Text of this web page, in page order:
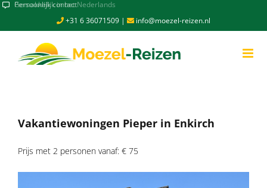
Skip Persoonlijk contact
+31 6 36071509 | info@moezel-reizen.nl
Vakantiewoningen Pieper in Enkirch
Prijs met 2 personen vanaf: € 75